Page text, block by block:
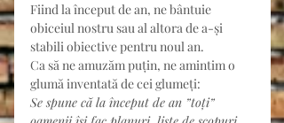
Fiind la început de an, ne bântuie
obiceiul nostru sau al altora de a-și
stabili obiective pentru noul an.
Ca să ne amuzăm puțin, ne amintim o
glumă inventată de cei glumeți:
Se spune că la început de an ”toți”